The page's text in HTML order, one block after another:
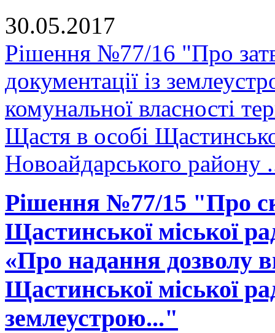
30.05.2017
Рішення №77/16 "Про
документації із
комунальної власності
Щастя в особі
Новоайдарського району
Рішення №77/15 "Про
Щастинської міської
«Про надання дозволу
Щастинської міської
землеустрою..."